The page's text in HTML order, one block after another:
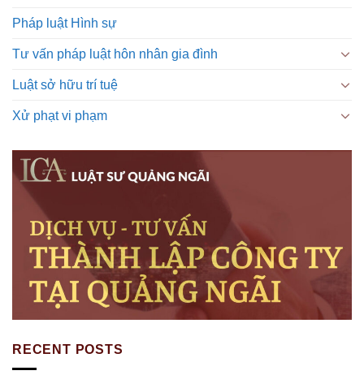
Pháp luật Hình sự
Tư vấn pháp luật hôn nhân gia đình
Luật sở hữu trí tuệ
Xử phạt vi phạm
RECENT POSTS